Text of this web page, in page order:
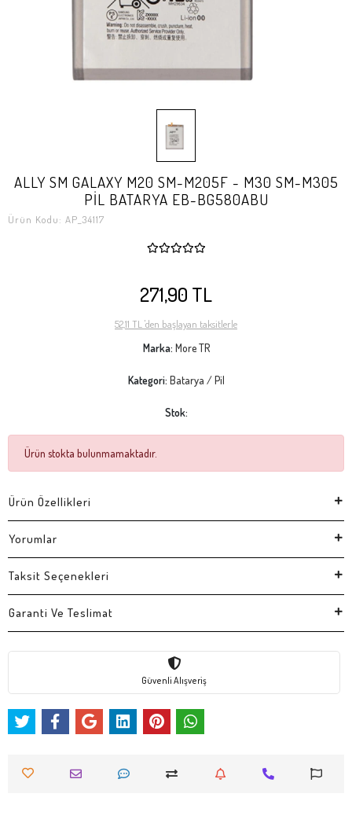
ALLY SM GALAXY M20 SM-M205F - M30 SM-M305
PİL BATARYA EB-BG580ABU
Ürün Kodu: AP_34117
271,90 TL
52,11 TL 'den başlayan taksitlerle
Marka: More TR
Kategori: Batarya / Pil
Stok:
Ürün stokta bulunmamaktadır.
Ürün Özellikleri
Yorumlar
Taksit Seçenekleri
Garanti Ve Teslimat
Güvenli Alışveriş